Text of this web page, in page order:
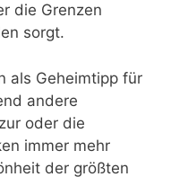
die Grenzen
sorgt.
als Geheimtipp für
andere
oder die
immer mehr
der größten